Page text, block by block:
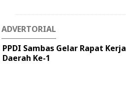
ADVERTORIAL
PPDI Sambas Gelar Rapat Kerja
Daerah Ke-1